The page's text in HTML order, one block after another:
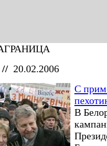
// 20.02.2006
С
В